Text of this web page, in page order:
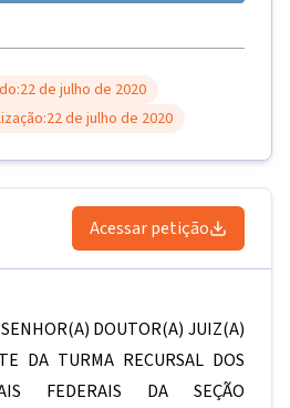
22 de julho de 2020
22 de julho de 2020
Acessar petição
DOUTOR(A) JUIZ(A)
DA TURMA RECURSAL DOS
FEDERAIS DA SEÇÃO